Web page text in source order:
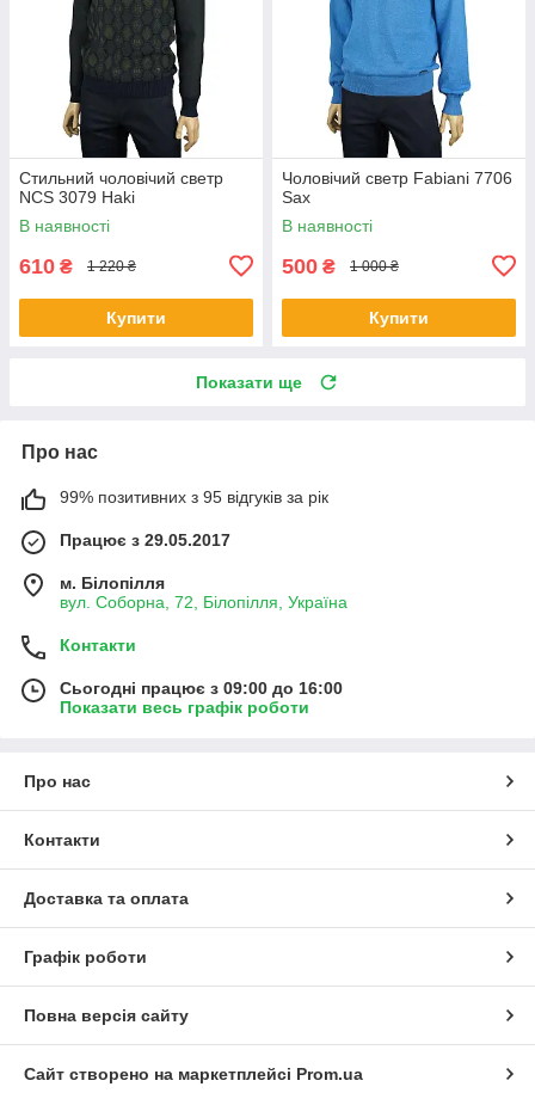
Стильний чоловічий светр
NCS 3079 Haki
В наявності
610 ₴ 1 220 ₴
Купити
Чоловічий светр Fabiani 7706
Sax
В наявності
500 ₴ 1 000 ₴
Купити
Показати ще
Про нас
99% позитивних з 95 відгуків за рік
Працює з 29.05.2017
м. Білопілля
вул. Соборна, 72, Білопілля, Україна
Контакти
Сьогодні працює з 09:00 до 16:00
Показати весь графік роботи
Про нас
Контакти
Доставка та оплата
Графік роботи
Повна версія сайту
Сайт створено на маркетплейсі Prom.ua